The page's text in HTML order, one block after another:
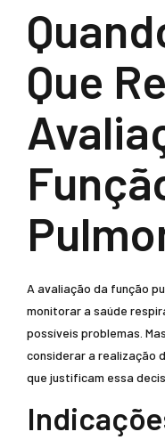
Que
A avaliação da função
monitorar a saúde
possíveis problemas.
considerar a realização
que justificam essa